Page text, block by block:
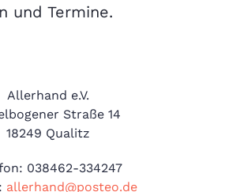
und Termine.
​Allerhand e.V.
Straße 14
18249 Qualitz
038462-334247
allerhand@posteo.de